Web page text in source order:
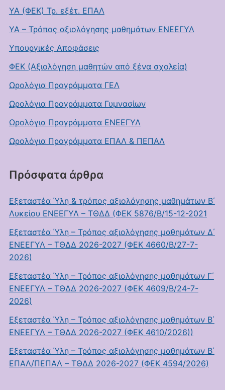
ΥΑ (ΦΕΚ) Τρ. εξέτ. ΕΠΑΛ
ΥΑ – Τρόπος αξιολόγησης μαθημάτων ΕΝΕΕΓΥΛ
Υπουργικές Αποφάσεις
ΦΕΚ (Αξιολόγηση μαθητών από ξένα σχολεία)
Ωρολόγια Προγράμματα ΓΕΛ
Ωρολόγια Προγράμματα Γυμνασίων
Ωρολόγια Προγράμματα ΕΝΕΕΓΥΛ
Ωρολόγια Προγράμματα ΕΠΑΛ & ΠΕΠΑΛ
Πρόσφατα άρθρα
Εξεταστέα Ύλη & τρόπος αξιολόγησης μαθημάτων Β΄
Λυκείου ΕΝΕΕΓΥΛ – ΤΘΔΔ (ΦΕΚ 5876/Β/15-12-2021
Εξεταστέα Ύλη – Τρόπος αξιολόγησης μαθημάτων Δ΄
ΕΝΕΕΓΥΛ – ΤΘΔΔ 2026-2027 (ΦΕΚ 4660/Β/27-7-
2026)
Εξεταστέα Ύλη – Τρόπος αξιολόγησης μαθημάτων Γ΄
ΕΝΕΕΓΥΛ – ΤΘΔΔ 2026-2027 (ΦΕΚ 4609/Β/24-7-
2026)
Εξεταστέα Ύλη – Τρόπος αξιολόγησης μαθημάτων Β΄
ΕΝΕΕΓΥΛ – ΤΘΔΔ 2026-2027 (ΦΕΚ 4610/2026))
Εξεταστέα Ύλη – Τρόπος αξιολόγησης μαθημάτων Β΄
ΕΠΑΛ/ΠΕΠΑΛ – ΤΘΔΔ 2026-2027 (ΦΕΚ 4594/2026)